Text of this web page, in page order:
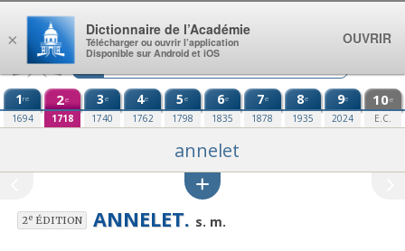
Aller au contenu
1re
1694
2e
1718
3e
1740
4e
1762
5e
1798
6e
1835
7e
1878
8e
1935
9e
2024
10e
E.C.
annelet
2eÉDITION ANNELET. s. m.
×
Dictionnaire de l’Académie
Télécharger ou ouvrir l’application
Disponible sur Android et iOS
OUVRIR